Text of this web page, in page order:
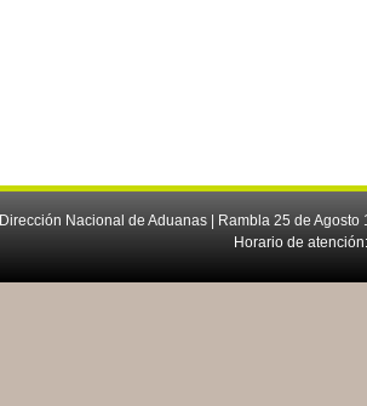
Dirección Nacional de Aduanas | Rambla 25 de
Horario de